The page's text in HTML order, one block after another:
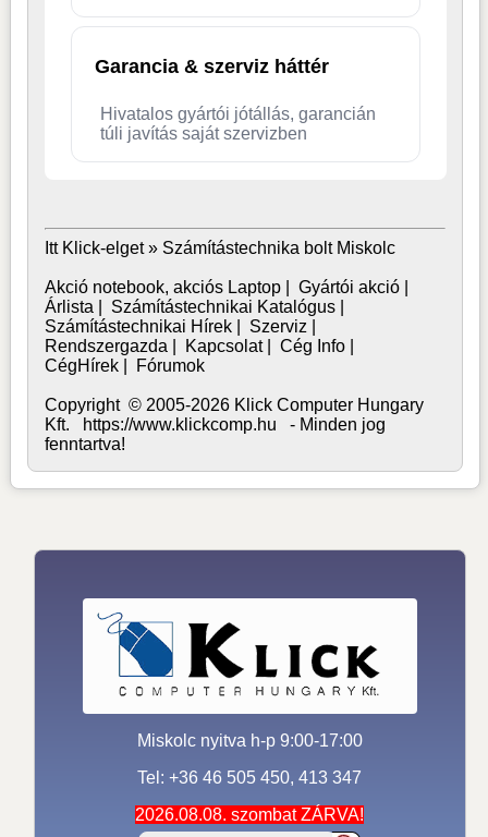
Garancia & szerviz háttér
Hivatalos gyártói jótállás, garancián
túli javítás saját szervizben
Itt Klick-elget » Számítástechnika bolt Miskolc
Akció notebook, akciós Laptop| Gyártói akció|
Árlista
Számítástechnikai Katalógus|
Számítástechnikai Hírek| Szerviz
Rendszergazda
Kapcsolat| Cég Info|
CégHírek| Fórumok
Copyright © 2005-2026 Klick Computer Hungary
Kft. https://www.klickcomp.hu - Minden jog
fenntartva!
Miskolc nyitva h-p 9:00-17:00
Tel: +36 46 505 450, 413 347
2026.08.08. szombat ZÁRVA!